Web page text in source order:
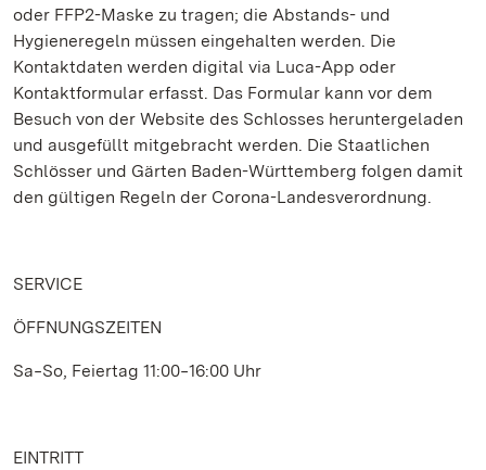
oder FFP2-Maske zu tragen; die Abstands- und
Hygieneregeln müssen eingehalten werden. Die
Kontaktdaten werden digital via Luca-App oder
Kontaktformular erfasst. Das Formular kann vor dem
Besuch von der Website des Schlosses heruntergeladen
und ausgefüllt mitgebracht werden. Die Staatlichen
Schlösser und Gärten Baden-Württemberg folgen damit
den gültigen Regeln der Corona-Landesverordnung.
SERVICE
ÖFFNUNGSZEITEN
Sa‒So, Feiertag 11:00‒16:00 Uhr
EINTRITT